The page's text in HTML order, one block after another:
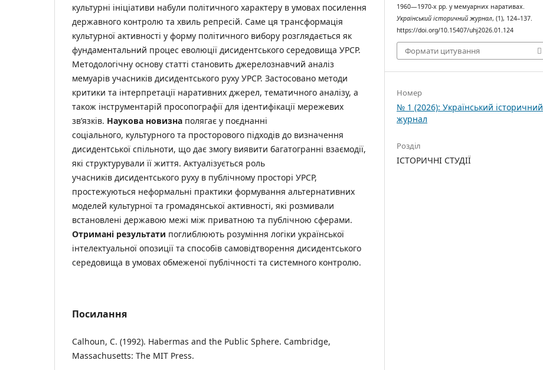
культурні ініціативи набули політичного характеру в умовах посилення
державного контролю та хвиль репресій. Саме ця трансформація
культурної активності у форму політичного вибору розглядається як
фундаментальний процес еволюції дисидентського середовища УРСР.
Методологічну основу статті становить джерелознавчий аналіз
мемуарів учасників дисидентського руху УРСР. Застосовано методи
критики та інтерпретації наративних джерел, тематичного аналізу, а
також інструментарій просопографії для ідентифікації мережевих
зв’язків. Наукова новизна полягає у поєднанні
соціального, культурного та просторового підходів до визначення
дисидентської спільноти, що дає змогу виявити багатогранні взаємодії,
які структурували її життя. Актуалізується роль
учасників дисидентського руху в публічному просторі УРСР,
простежуються неформальні практики формування альтернативних
моделей культурної та громадянської активності, які розмивали
встановлені державою межі між приватною та публічною сферами.
Отримані результати поглиблюють розуміння логіки української
інтелектуальної опозиції та способів самовідтворення дисидентського
середовища в умовах обмеженої публічності та системного контролю.
Посилання
Calhoun, C. (1992). Habermas and the Public Sphere. Cambridge,
Massachusetts: The MIT Press.
1960—1970-х рр. у мемуарних наративах.
Український історичний журнал, (1), 124–137.
https://doi.org/10.15407/uhj2026.01.124
Формати цитування
Номер
№ 1 (2026): Український історичний
журнал
Розділ
ІСТОРИЧНІ СТУДІЇ